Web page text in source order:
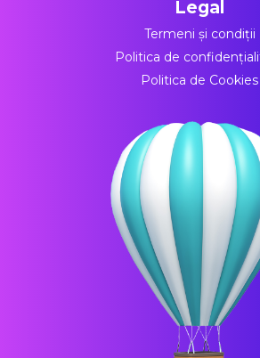
Legal
Termeni și condiții
Politica de
Politica de Cookies